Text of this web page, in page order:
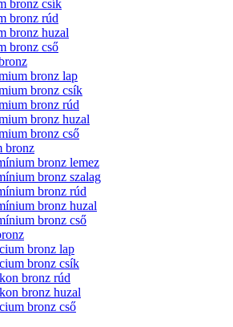
bronz csík
bronz rúd
bronz huzal
bronz cső
bronz lap
bronz csík
bronz rúd
bronz huzal
bronz cső
bronz
bronz lemez
bronz szalag
bronz rúd
bronz huzal
bronz cső
bronz lap
bronz csík
bronz rúd
bronz huzal
bronz cső